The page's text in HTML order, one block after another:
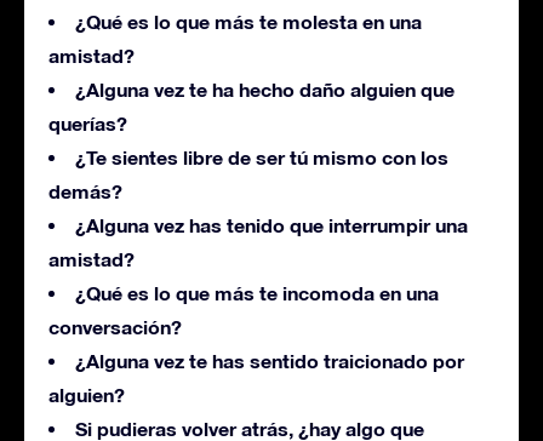
¿Qué es lo que más te molesta en una
amistad?
¿Alguna vez te ha hecho daño alguien que
querías?
¿Te sientes libre de ser tú mismo con los
demás?
¿Alguna vez has tenido que interrumpir una
amistad?
¿Qué es lo que más te incomoda en una
conversación?
¿Alguna vez te has sentido traicionado por
alguien?
Si pudieras volver atrás, ¿hay algo que